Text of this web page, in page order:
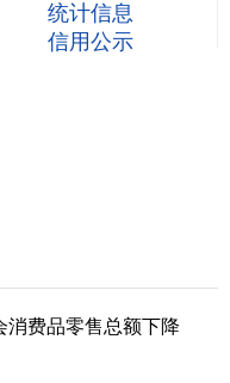
统计信息
信用公示
消费品零售总额下降